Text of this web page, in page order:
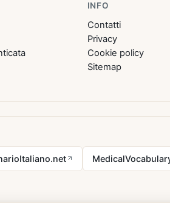
INFO
Contatti
Privacy
Cookie policy
Sitemap